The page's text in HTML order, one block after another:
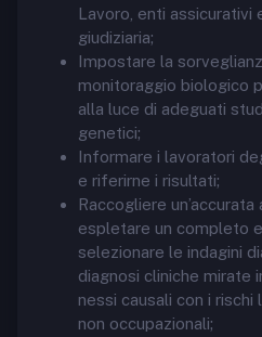
Lavoro, enti assicurativi
giudiziaria;
Impostare la
monitoraggio biologico
alla luce di adeguati
genetici;
Informare i lavoratori
e riferirne i risultati;
Raccogliere un’accurata
espletare un completo
selezionare le indagini
diagnosi cliniche mirate
nessi causali con i rischi
non occupazionali;